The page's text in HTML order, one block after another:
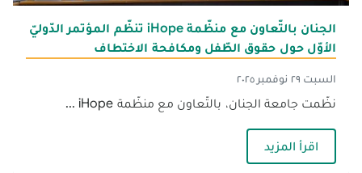
الجنان بالتّعاون مع منظّمة iHope تنظّم المؤتمر الدّوليّ
الأوّل حول حقوق الطّفل ومكافحة الاختطاف
السبت ٢٩ نوفمبر ٢٠٢٥
نظّمت جامعة الجنان، بالتّعاون مع منظّمة iHope ...
اقرأ المزيد— الجنان بالتّعاون مع منظّمة iHope تنظّم المؤتمر الدّوليّ الأوّل حول حقوق الطّفل ومكافحة الاختطاف